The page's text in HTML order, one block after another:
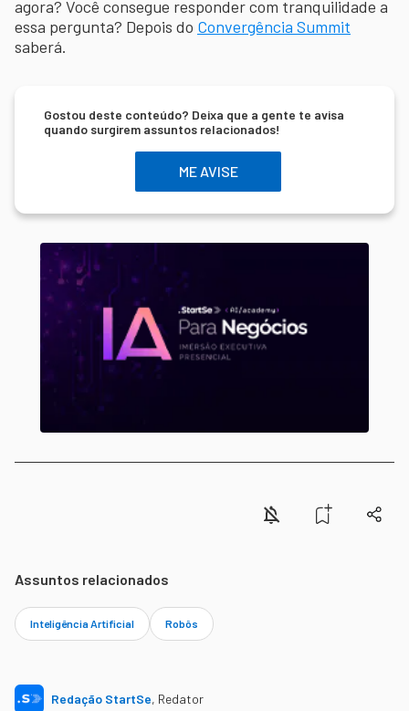
agora? Você consegue responder com tranquilidade a
essa pergunta? Depois do Convergência Summit
saberá.
Gostou deste conteúdo? Deixa que a gente te avisa
quando surgirem assuntos relacionados!
ME AVISE
Assuntos relacionados
Inteligência Artificial Robôs
Redação StartSe, Redator